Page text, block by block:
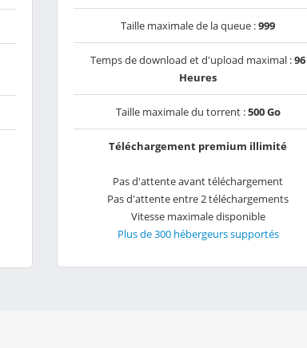
Taille maximale de la queue :999
Temps de download et d'upload maximal :96
Heures
Taille maximale du torrent :500 Go
Téléchargement premium illimité
Pas d'attente avant téléchargement
Pas d'attente entre 2 téléchargements
Vitesse maximale disponible
Plus de 300 hébergeurs supportés